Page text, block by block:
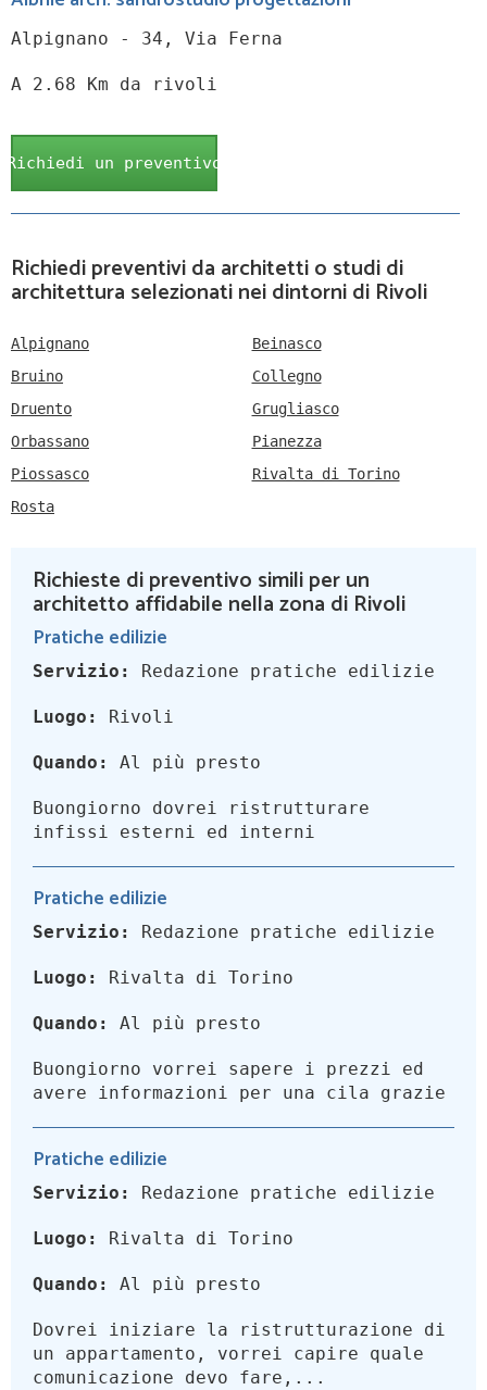
Alpignano - 34, Via Ferna
A 2.68 Km da rivoli
Richiedi un preventivo
Richiedi preventivi da architetti o studi di
architettura selezionati nei dintorni di Rivoli
Alpignano
Beinasco
Bruino
Collegno
Druento
Grugliasco
Orbassano
Pianezza
Piossasco
Rivalta di Torino
Rosta
Richieste di preventivo simili per un
architetto affidabile nella zona di Rivoli
Pratiche edilizie
Servizio: Redazione pratiche edilizie
Luogo: Rivoli
Quando: Al più presto
Buongiorno dovrei ristrutturare
infissi esterni ed interni
Pratiche edilizie
Servizio: Redazione pratiche edilizie
Luogo: Rivalta di Torino
Quando: Al più presto
Buongiorno vorrei sapere i prezzi ed
avere informazioni per una cila grazie
Pratiche edilizie
Servizio: Redazione pratiche edilizie
Luogo: Rivalta di Torino
Quando: Al più presto
Dovrei iniziare la ristrutturazione di
un appartamento, vorrei capire quale
comunicazione devo fare,...